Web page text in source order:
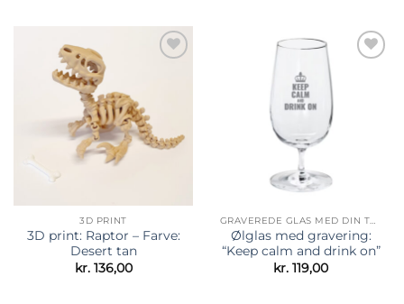
3D PRINT
3D print: Raptor – Farve:
Desert tan
kr.136,00
ønskeliste
Ølglas med gravering:
“Keep calm and drink on”
kr. 119,00